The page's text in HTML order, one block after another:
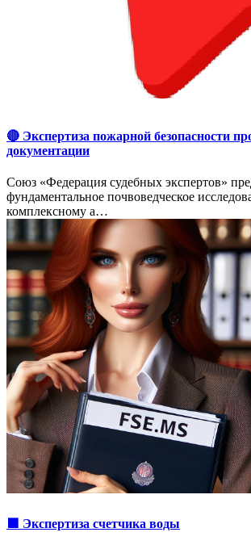
🔴 Экспертиза пожарной безопасности
документации
Союз «Федерация судебных экспертов»
фундаментальное почвоведческое
комплексному а…
🟩 Экспертиза счетчика воды